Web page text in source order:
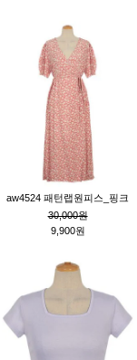
aw4524 패턴랩원피스_핑크
30,000원
9,900원